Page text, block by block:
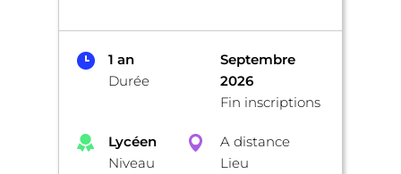
1 an
Durée
Septembre
2026
Fin inscriptions
Lycéen
Niveau
A distance
Lieu